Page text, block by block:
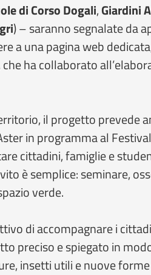
di Corso Dogali,Giardini
) – saranno segnalate da
a una pagina web
ha collaborato
il progetto prevede
in programma al
cittadini, famiglie e
è semplice: seminare,
verde.
di accompagnare i
preciso e spiegato in
insetti utili e nuove